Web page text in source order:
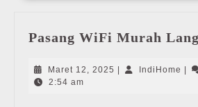
Pasang WiFi Murah
Maret 12, 2025 Maret
IndiHome
2:54 am